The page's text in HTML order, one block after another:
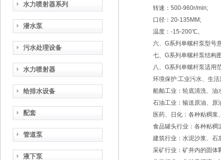
水力喷射器系列
潜水泵
污水处理设备
水力喷射器
给排水设备
配套
管道泵
液下泵
转速：500-960r/min;
口径：20-135MM;
温度：-15-200℃。
六、G系列单螺杆泵型号
七、G系列单螺杆泵结构
八、G系列单螺杆泵适用
环境保护:工业污水、生
船舶工业：轮底清洗、油
石油工业：输送原油、原
医药、日化：各种粘稠
食品罐头行业：各种粘稠
建筑行业：水泥沙浆、石
采矿行业：矿井内的固体